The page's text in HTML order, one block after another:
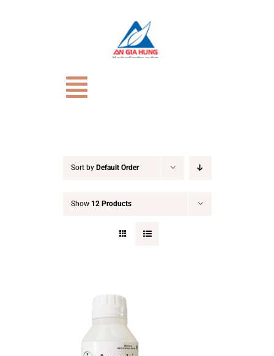
Toggle
Sort by Default Order
Show 12 Products